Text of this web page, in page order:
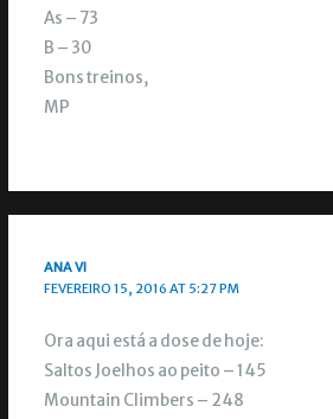
As – 73
B – 30
Bons treinos,
MP
ANA VI
FEVEREIRO 15, 2016 AT 5:27 PM
Ora aqui está a dose de hoje:
Saltos Joelhos ao peito – 145
Mountain Climbers – 248